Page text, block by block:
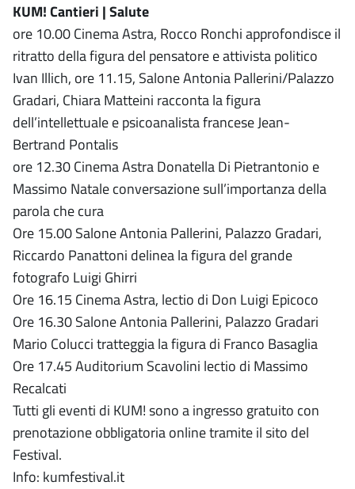
KUM! Cantieri | Salute
ore 10.00 Cinema Astra, Rocco Ronchi approfondisce il
ritratto della figura del pensatore e attivista politico
Ivan Illich, ore 11.15, Salone Antonia Pallerini/Palazzo
Gradari, Chiara Matteini racconta la figura
dell’intellettuale e psicoanalista francese Jean-
Bertrand Pontalis
ore 12.30 Cinema Astra Donatella Di Pietrantonio e
Massimo Natale conversazione sull’importanza della
parola che cura
Ore 15.00 Salone Antonia Pallerini, Palazzo Gradari,
Riccardo Panattoni delinea la figura del grande
fotografo Luigi Ghirri
Ore 16.15 Cinema Astra, lectio di Don Luigi Epicoco
Ore 16.30 Salone Antonia Pallerini, Palazzo Gradari
Mario Colucci tratteggia la figura di Franco Basaglia
Ore 17.45 Auditorium Scavolini lectio di Massimo
Recalcati
Tutti gli eventi di KUM! sono a ingresso gratuito con
prenotazione obbligatoria online tramite il sito del
Festival.
Info: kumfestival.it